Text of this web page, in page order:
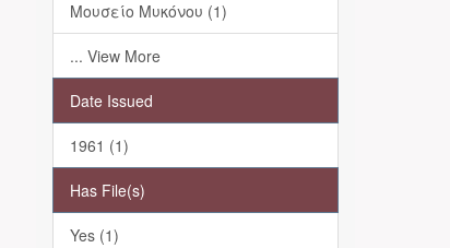
Μουσείο Μυκόνου (1)
... View More
Date Issued
1961 (1)
Has File(s)
Yes (1)